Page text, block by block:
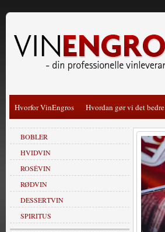
Hvorfor VinEngros Hvordan gør vi det bedre
BOBLER
HVIDVIN
ROSÉVIN
RØDVIN
DESSERTVIN
SPIRITUS